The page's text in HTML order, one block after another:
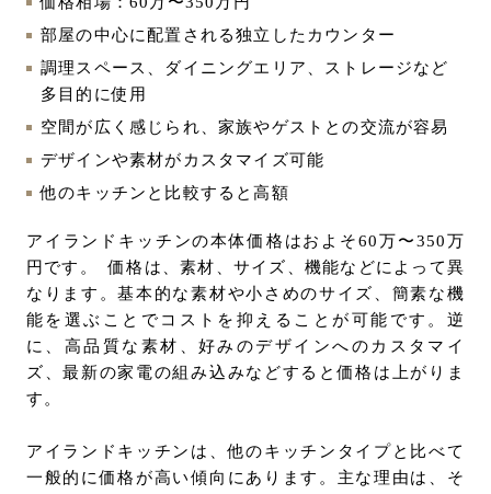
部屋の中心に配置される独立したカウンター
調理スペース、ダイニングエリア、ストレージなど
多目的に使用
空間が広く感じられ、家族やゲストとの交流が容易
デザインや素材がカスタマイズ可能
他のキッチンと比較すると高額
アイランドキッチンの本体価格はおよそ60万〜350万
円です。 価格は、素材、サイズ、機能などによって異
なります。基本的な素材や小さめのサイズ、簡素な機
能を選ぶことでコストを抑えることが可能です。逆
に、高品質な素材、好みのデザインへのカスタマイ
ズ、最新の家電の組み込みなどすると価格は上がりま
す。
アイランドキッチンは、他のキッチンタイプと比べて
一般的に価格が高い傾向にあります。主な理由は、そ